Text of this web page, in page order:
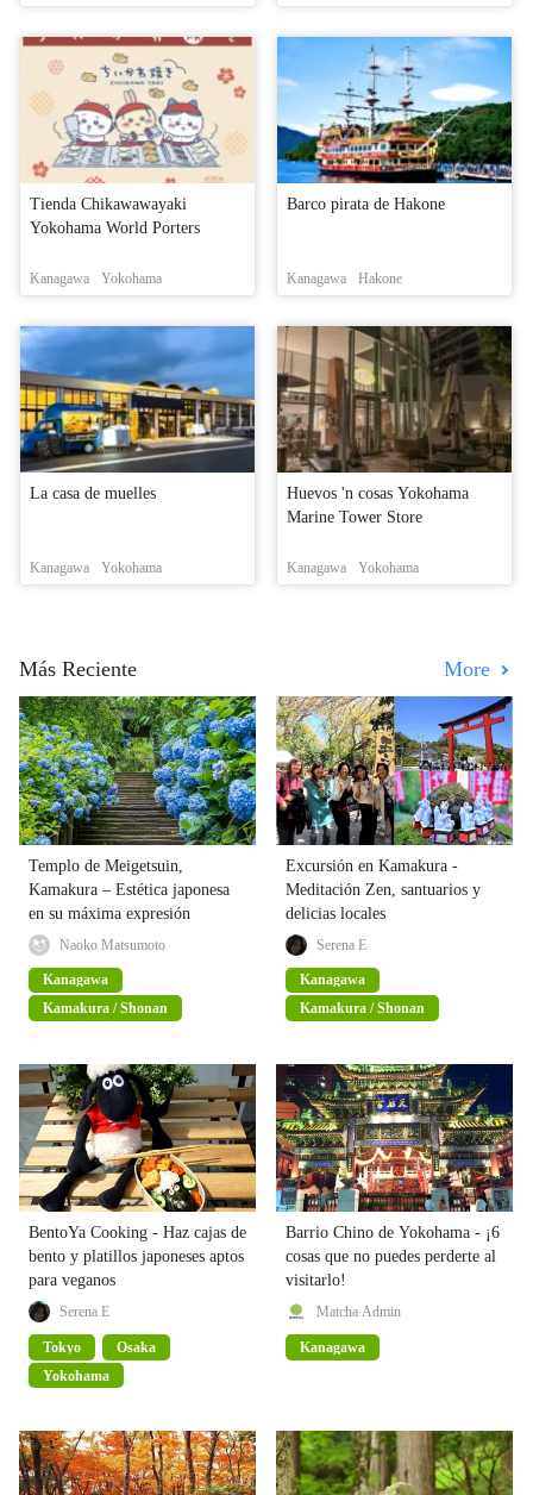
Tienda Chikawawayaki
Yokohama World Porters
Kanagawa Yokohama
Barco pirata de Hakone
Kanagawa Hakone
La casa de muelles
Kanagawa Yokohama
Huevos 'n cosas Yokohama
Marine Tower Store
Kanagawa Yokohama
Más Reciente More
Templo de Meigetsuin,
Kamakura – Estética japonesa
en su máxima expresión
Naoko Matsumoto
Kanagawa
Kamakura / Shonan
Excursión en Kamakura -
Meditación Zen, santuarios y
delicias locales
Serena E
Kanagawa
Kamakura / Shonan
BentoYa Cooking - Haz cajas de
bento y platillos japoneses aptos
para veganos
Serena E
Tokyo
Osaka
Yokohama
Barrio Chino de Yokohama - ¡6
cosas que no puedes perderte al
visitarlo!
Matcha Admin
Kanagawa